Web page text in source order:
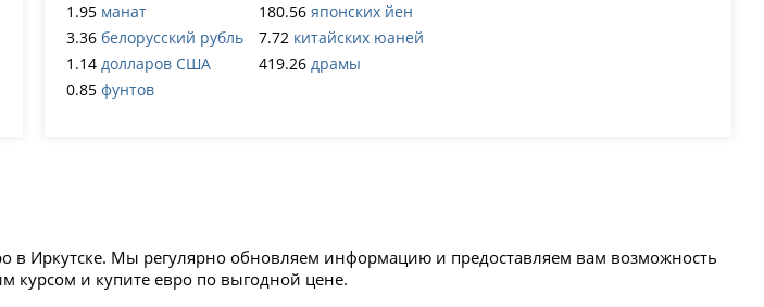
1.95 манат
3.36 белорусский рубль
1.14 долларов США
0.85 фунтов
180.56 японских йен
7.72 китайских юаней
419.26 драмы
в Иркутске. Мы регулярно обновляем информацию и предоставляем вам возможность
курсом и купите евро по выгодной цене.